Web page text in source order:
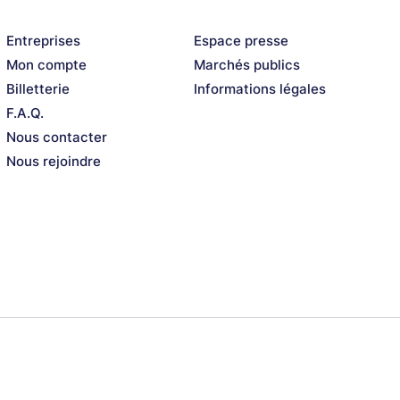
Entreprises
Mon compte
Billetterie
F.A.Q.
Nous contacter
Nous rejoindre
Espace presse
Marchés publics
Informations légales